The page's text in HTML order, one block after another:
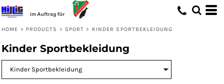
HOME > PRODUCTS > SPORT > KINDER SPORTBEKLEIDUNG
Kinder Sportbekleidung
Standard
Erstelldatum